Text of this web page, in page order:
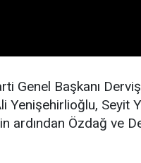
Genel Başkanı
Yenişehirlioğlu, Seyit
ardından Özdağ ve